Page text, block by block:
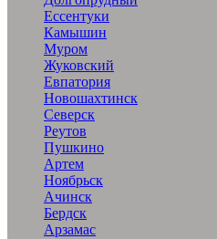
Ессентуки
Камышин
Муром
Жуковский
Евпатория
Новошахтинск
Северск
Реутов
Пушкино
Артем
Ноябрьск
Ачинск
Бердск
Арзамас